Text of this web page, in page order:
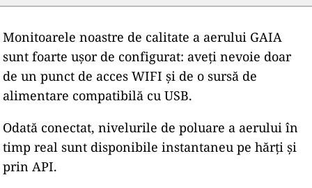
Monitoarele noastre de calitate a aerului GAIA
sunt foarte ușor de configurat: aveți nevoie doar
de un punct de acces WIFI și de o sursă de
alimentare compatibilă cu USB.
Odată conectat, nivelurile de poluare a aerului în
timp real sunt disponibile instantaneu pe hărți și
prin API.